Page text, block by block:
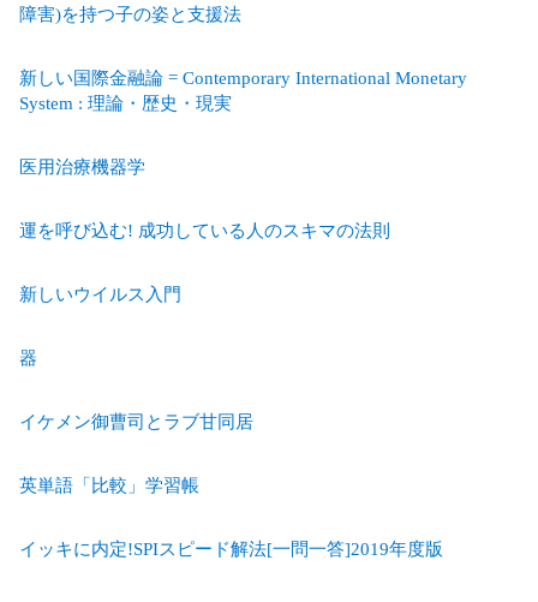
障害)を持つ子の姿と支援法
新しい国際金融論 = Contemporary International Monetary
System : 理論・歴史・現実
医用治療機器学
運を呼び込む! 成功している人のスキマの法則
新しいウイルス入門
器
イケメン御曹司とラブ甘同居
英単語「比較」学習帳
イッキに内定!SPIスピード解法[一問一答]2019年度版